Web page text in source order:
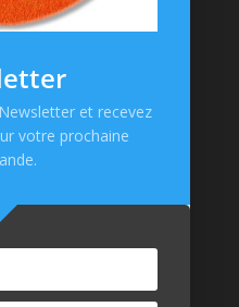
et recevez
votre prochaine